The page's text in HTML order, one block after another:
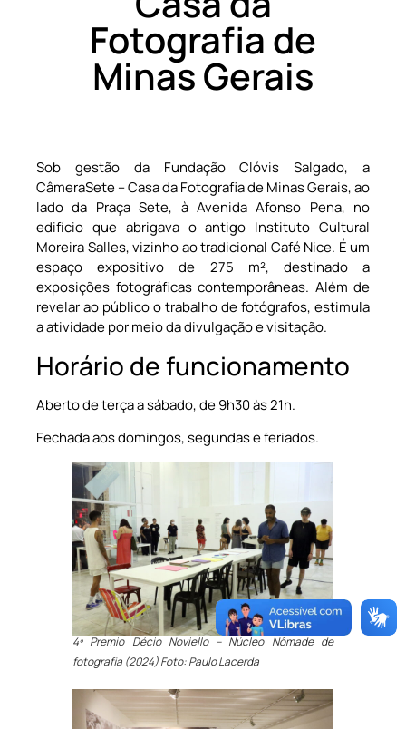
Fotografia de
Minas Gerais
Sob gestão da Fundação Clóvis Salgado, a
CâmeraSete – Casa da Fotografia de Minas Gerais, ao
lado da Praça Sete, à Avenida Afonso Pena, no
edifício que abrigava o antigo Instituto Cultural
Moreira Salles, vizinho ao tradicional Café Nice. É um
espaço expositivo de 275 m², destinado a
exposições fotográficas contemporâneas. Além de
revelar ao público o trabalho de fotógrafos, estimula
a atividade por meio da divulgação e visitação.
Horário de funcionamento
Aberto de terça a sábado, de 9h30 às 21h.
Fechada aos domingos, segundas e feriados.
4º Premio Décio Noviello – Núcleo Nômade de
fotografia (2024) Foto: Paulo Lacerda